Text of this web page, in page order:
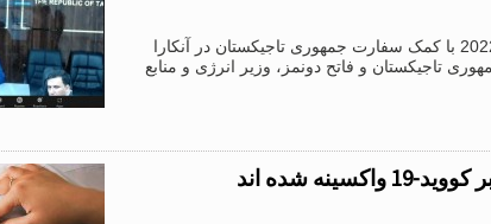
دوشنبه، 29.04.2022 /”خاور”/. در تاریخ 28 آوریل سال 2022 با کمک سفارت جمهوری تاجیکستان در آنکارا
تاجیکستان و فاتح دونمز، وزیر انرژی و منابع